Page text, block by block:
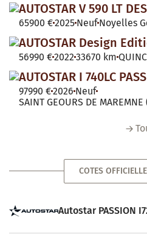
AUTOSTAR V 590 LT
65900 €2025 Neuf Noyelles
AUTOSTAR Design
56990 €2022 33670 km
AUTOSTAR I 740LC
97990 €2026 Neuf
SAINT GEOURS DE
COTES
Autostar PASSION